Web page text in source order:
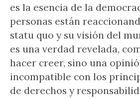
es la esencia de la
personas están
statu quo y su visión del
es una verdad revelada,
hacer creer, sino una
incompatible con los
de derechos y